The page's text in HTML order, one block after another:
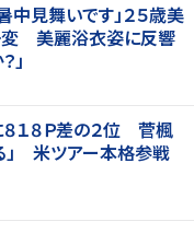
中見舞いです」２５歳美
変 美麗浴衣姿に反響
」
８１８Ｐ差の２位 菅楓
」 米ツアー本格参戦